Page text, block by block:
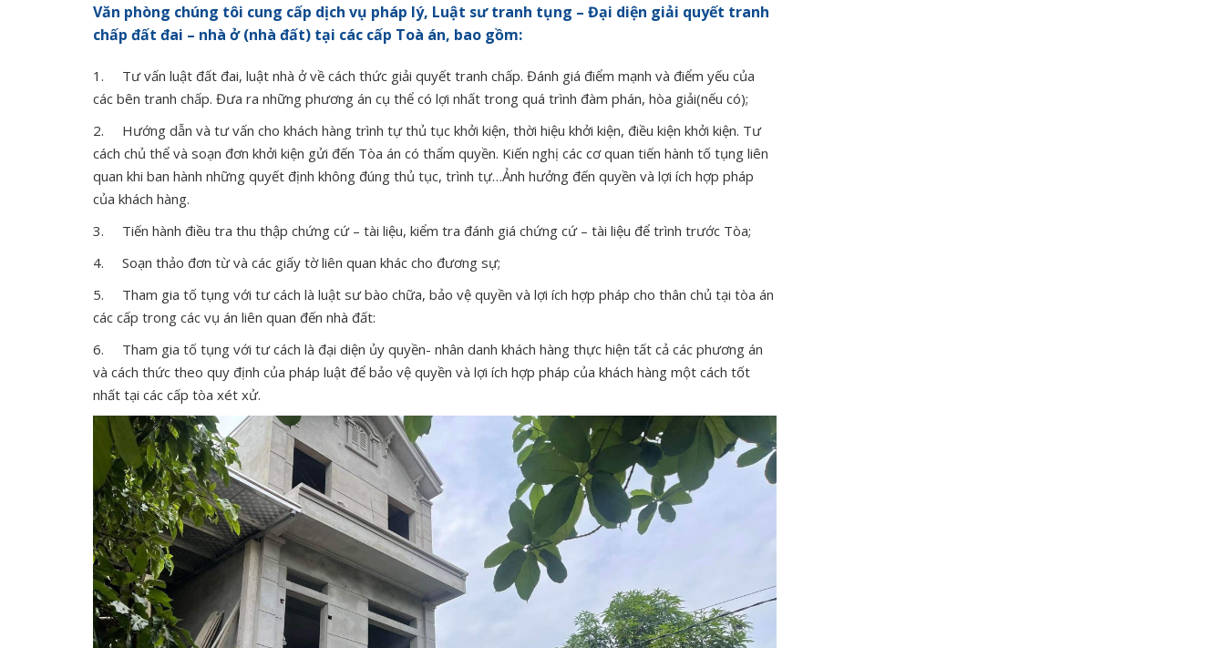
Văn phòng chúng tôi cung cấp dịch vụ pháp lý, Luật sư tranh tụng – Đại diện giải quyết tranh
chấp đất đai – nhà ở (nhà đất) tại các cấp Toà án, bao gồm:
1. Tư vấn luật đất đai, luật nhà ở về cách thức giải quyết tranh chấp. Đánh giá điểm mạnh và điểm yếu của
các bên tranh chấp. Đưa ra những phương án cụ thể có lợi nhất trong quá trình đàm phán, hòa giải(nếu có);
2. Hướng dẫn và tư vấn cho khách hàng trình tự thủ tục khởi kiện, thời hiệu khởi kiện, điều kiện khởi kiện. Tư
cách chủ thể và soạn đơn khởi kiện gửi đến Tòa án có thẩm quyền. Kiến nghị các cơ quan tiến hành tố tụng liên
quan khi ban hành những quyết định không đúng thủ tục, trình tự…Ảnh hưởng đến quyền và lợi ích hợp pháp
của khách hàng.
3. Tiến hành điều tra thu thập chứng cứ – tài liệu, kiểm tra đánh giá chứng cứ – tài liệu để trình trước Tòa;
4. Soạn thảo đơn từ và các giấy tờ liên quan khác cho đương sự;
5. Tham gia tố tụng với tư cách là luật sư bào chữa, bảo vệ quyền và lợi ích hợp pháp cho thân chủ tại tòa án
các cấp trong các vụ án liên quan đến nhà đất:
6. Tham gia tố tụng với tư cách là đại diện ủy quyền- nhân danh khách hàng thực hiện tất cả các phương án
và cách thức theo quy định của pháp luật để bảo vệ quyền và lợi ích hợp pháp của khách hàng một cách tốt
nhất tại các cấp tòa xét xử.